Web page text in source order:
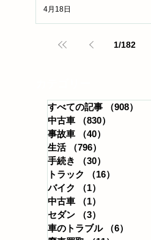
4月18日
1/182
すべての記事 （908）
中古車
（830）
事故車
（40）
生活
（796）
手続き
（30）
トラック
（16）
バイク
（1）
中古車
（1）
セダン
（3）
車のトラブル
（6）